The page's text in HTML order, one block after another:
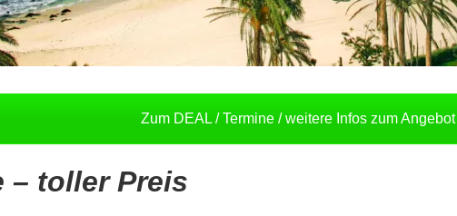
Zum DEAL / Termine / weitere Infos zum Angebot
– toller Preis